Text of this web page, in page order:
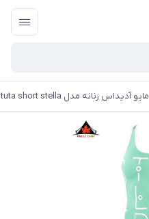
مایو آدیداس زنانه مدل tuta short stella